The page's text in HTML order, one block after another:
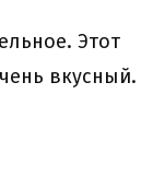
Этот
вкусный.